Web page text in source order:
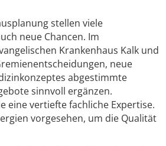
stellen viele
neue Chancen. Im
Krankenhaus Kalk und
neue
abgestimmte
sinnvoll ergänzen.
vertiefte fachliche Expertise.
vorgesehen, um die Qualität